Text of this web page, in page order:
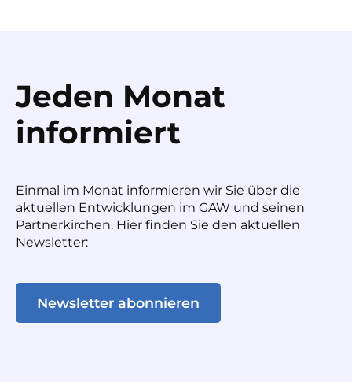
Jeden Monat
informiert
Einmal im Monat informieren wir Sie über die
aktuellen Entwicklungen im GAW und seinen
Partnerkirchen. Hier finden Sie den aktuellen
Newsletter:
Newsletter abonnieren